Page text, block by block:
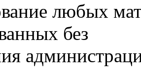
любых
без